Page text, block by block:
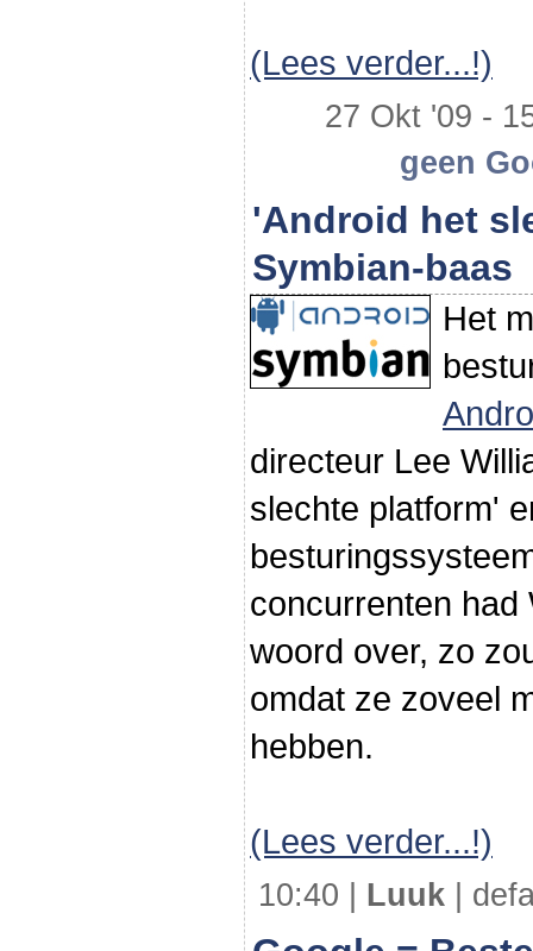
(Lees verder...!)
27 Okt '09 -
geen
'Android het
Symbian-baas
Het
directeur Lee
slechte platform'
concurrenten had
woord over, zo
omdat ze zoveel
hebben.
(Lees verder...!)
10:40 | Luuk |